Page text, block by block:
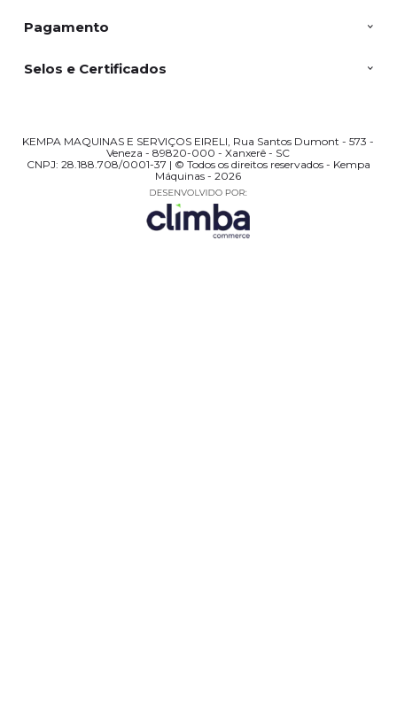
Pagamento
Selos e Certificados
KEMPA MAQUINAS E SERVIÇOS EIRELI, Rua Santos Dumont - 573 -
Veneza - 89820-000 - Xanxerê - SC
CNPJ: 28.188.708/0001-37 | © Todos os direitos reservados - Kempa
Máquinas - 2026